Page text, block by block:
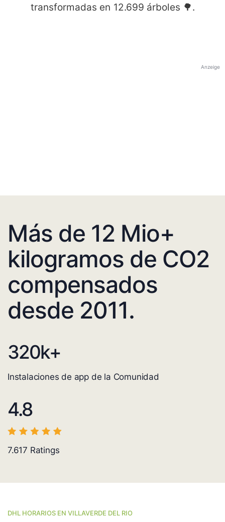
transformadas en 12.699 árboles 🌳.
Anzeige
Más de 12 Mio+
kilogramos de CO2
compensados
desde 2011.
320k+
Instalaciones de app de la Comunidad
4.8
7.617 Ratings
DHL HORARIOS EN VILLAVERDE DEL RIO